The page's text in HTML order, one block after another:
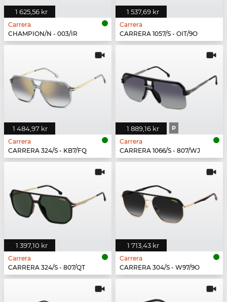
1 625,56 kr
Carrera
CHAMPION/N - 003/IR
1 537,69 kr
Carrera
CARRERA 1057/S - OIT/9O
1 484,97 kr
Carrera
CARRERA 324/S - KB7/FQ
1 889,16 kr P
Carrera
CARRERA 1066/S - 807/WJ
1 397,10 kr
Carrera
CARRERA 324/S - 807/QT
1 713,43 kr
Carrera
CARRERA 304/S - W97/9O